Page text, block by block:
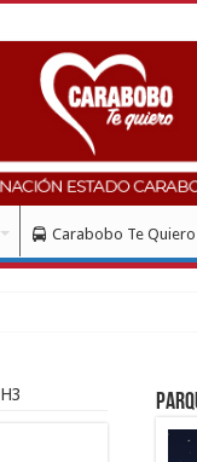
Carabobo Te Quiero
H3